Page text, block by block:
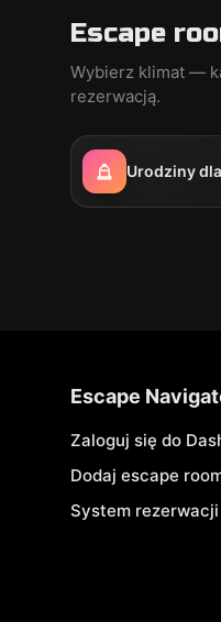
Escape
Wybierz klimat —
rezerwacją.
Urodziny
Escape
Zaloguj się do
Dodaj escape
System